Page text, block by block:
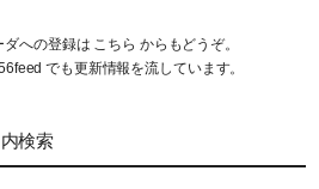
ダへの登録は こちら からもどうぞ。
でも更新情報を流しています。
検索